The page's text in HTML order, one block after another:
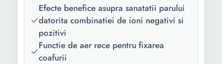
Numar capete
incluse:
4
Culoare:
Albastru
Efecte benefice asupra sanatatii parului
datorita combinatiei de ioni negativi si
pozitivi
Functie de aer rece pentru fixarea
coafurii